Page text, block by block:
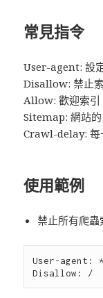
常見指令
User-agent: 設
Disallow: 禁止
Allow: 歡迎索引
Sitemap: 網站
Crawl-delay: 每
使用範例
禁止所有爬蟲
User-agent: